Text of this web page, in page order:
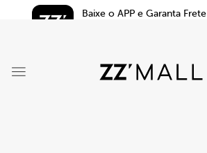
Baixe o APP e Garanta Frete